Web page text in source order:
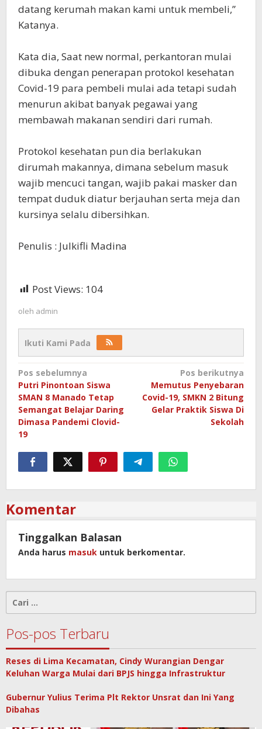
datang kerumah makan kami untuk membeli,”
Katanya.
Kata dia, Saat new normal, perkantoran mulai
dibuka dengan penerapan protokol kesehatan
Covid-19 para pembeli mulai ada tetapi sudah
menurun akibat banyak pegawai yang
membawah makanan sendiri dari rumah.
Protokol kesehatan pun dia berlakukan
dirumah makannya, dimana sebelum masuk
wajib mencuci tangan, wajib pakai masker dan
tempat duduk diatur berjauhan serta meja dan
kursinya selalu dibersihkan.
Penulis : Julkifli Madina
Post Views: 104
oleh admin
Ikuti Kami Pada
Navigasi
pos
Pos sebelumnya
Putri Pinontoan Siswa
SMAN 8 Manado Tetap
Semangat Belajar Daring
Dimasa Pandemi Clovid-
19
Pos berikutnya
Memutus Penyebaran
Covid-19, SMKN 2 Bitung
Gelar Praktik Siswa Di
Sekolah
Komentar
Tinggalkan Balasan
Anda harus masuk untuk berkomentar.
untuk:
Pos-pos Terbaru
Reses di Lima Kecamatan, Cindy Wurangian Dengar
Keluhan Warga Mulai dari BPJS hingga Infrastruktur
Gubernur Yulius Terima Plt Rektor Unsrat dan Ini Yang
Dibahas